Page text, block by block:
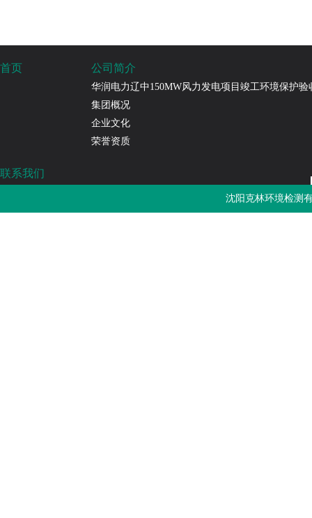
首页 公司简介
华润电力辽中150MW风力发电项目竣工环境保护验
集团概况
企业文化
荣誉资质
联系我们
免费热线：4000-787-252
沈阳克林环境检测